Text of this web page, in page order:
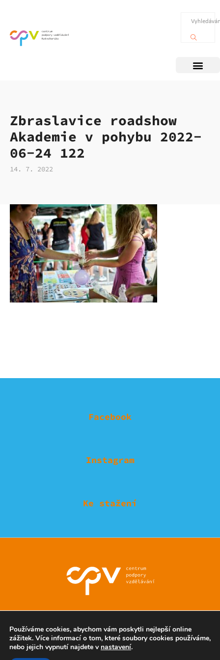
Zbraslavice roadshow
Akademie v pohybu 2022-
06-24 122
14. 7. 2022
Facebook
Instagram
Ke stažení
Používáme cookies, abychom vám poskytli nejlepší online
zážitek. Více informací o tom, které soubory cookies používáme,
nebo jejich vypnutí najdete v nastavení.